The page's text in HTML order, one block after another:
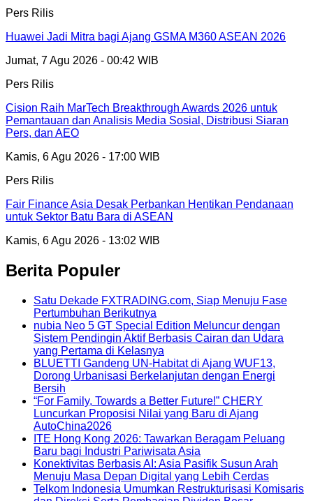
Pers Rilis
Huawei Jadi Mitra bagi Ajang GSMA M360 ASEAN 2026
Jumat, 7 Agu 2026 - 00:42 WIB
Pers Rilis
Cision Raih MarTech Breakthrough Awards 2026 untuk
Pemantauan dan Analisis Media Sosial, Distribusi Siaran
Pers, dan AEO
Kamis, 6 Agu 2026 - 17:00 WIB
Pers Rilis
Fair Finance Asia Desak Perbankan Hentikan Pendanaan
untuk Sektor Batu Bara di ASEAN
Kamis, 6 Agu 2026 - 13:02 WIB
Berita Populer
Satu Dekade FXTRADING.com, Siap Menuju Fase
Pertumbuhan Berikutnya
nubia Neo 5 GT Special Edition Meluncur dengan
Sistem Pendingin Aktif Berbasis Cairan dan Udara
yang Pertama di Kelasnya
BLUETTI Gandeng UN-Habitat di Ajang WUF13,
Dorong Urbanisasi Berkelanjutan dengan Energi
Bersih
“For Family, Towards a Better Future!” CHERY
Luncurkan Proposisi Nilai yang Baru di Ajang
AutoChina2026
ITE Hong Kong 2026: Tawarkan Beragam Peluang
Baru bagi Industri Pariwisata Asia
Konektivitas Berbasis AI: Asia Pasifik Susun Arah
Menuju Masa Depan Digital yang Lebih Cerdas
Telkom Indonesia Umumkan Restrukturisasi Komisaris